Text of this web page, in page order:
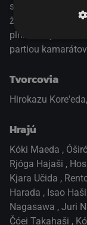
spolu v jednej
že na mieste, kde
plní všetky
partiou
Tvorcovia
Hirokazu
Hrajú
Kóki Maeda ,
Rjóga Hajaši ,
Kjara Učida ,
Harada , Isao
Nagasawa , Juri
Čóei Takahaši ,